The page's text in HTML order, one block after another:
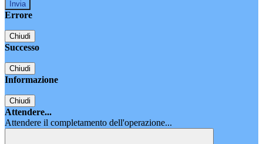
Errore
Chiudi
Successo
Chiudi
Informazione
Chiudi
Attendere...
Attendere il completamento dell'operazione...